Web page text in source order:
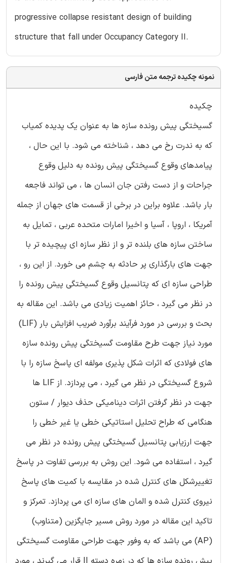
progressive collapse resistant design of building
structure that fall under Occupancy Category II.
نمونه چکیده ترجمه متن فارسی
چکیده
گسیختگی پیش رونده سازه ها به عنوان یک پدیده کمیاب
که به ندرت رخ می دهد ، شناخته می شود. با این حال ،
پیامدهای وقوع گسیختگی پیش رونده به دلیل وقوع
جراحات و از دست رفتن جان انسان ها ، می تواند فاجعه
بار باشد. علاوه براین در برخی از قسمت های جهان از جمله
آمریکا ، اروپا ، آسیا و اخیرا امارات متحده عربی ، تمایل به
ساختن سازه های بلنده تر و از نظر سازه ای پیچیده تر با
جهت های بارگذاری پر حادثه به چشم می خورد. از این رو ،
طراحی سازه ای که پتانسیل وقوع گسیختگی پیش رونده را
در نظر می گیرد ، حائز اهمیت زیادی می باشد. این مقاله به
بحث و بررسی در مورد فرآیند برآورد ضریب افزایش بار (LIF)
مورد نیاز جهت طرح مقاومت گسیختگی پیش رونده سازه
های فولادی که اثرات شکل پذیری مولفه ای پاسخ سازه را با
شروع گسیختگی در نظر می گیرد ، می پردازد. از LIF ها
جهت در نظر گرفتن اثرات دینامیکی حذف دیوار / ستون
هنگامی که طراح تحلیل استاتیکی خطی یا غیر خطی را
جهت ارزیابی پتانسیل گسیختگی پیش رونده در نظر می
گیرد ، استفاده می شود. این روش به بررسی تفاوت در پاسخ
تغییرشکل های کنترل شده در مقایسه با کمیت های پاسخ
نیروی کنترل شده و المان های سازه ای می پردازد. تمرکز و
تاکید این مقاله در مورد روش مسیر جایگزین (متناوب)
(AP) می باشد که به وفور جهت طراحی مقاومت گسیختگی